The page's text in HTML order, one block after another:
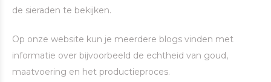
de sieraden te bekijken.
Op onze website kun je meerdere blogs vinden met
informatie over bijvoorbeeld de echtheid van goud,
maatvoering en het productieproces.